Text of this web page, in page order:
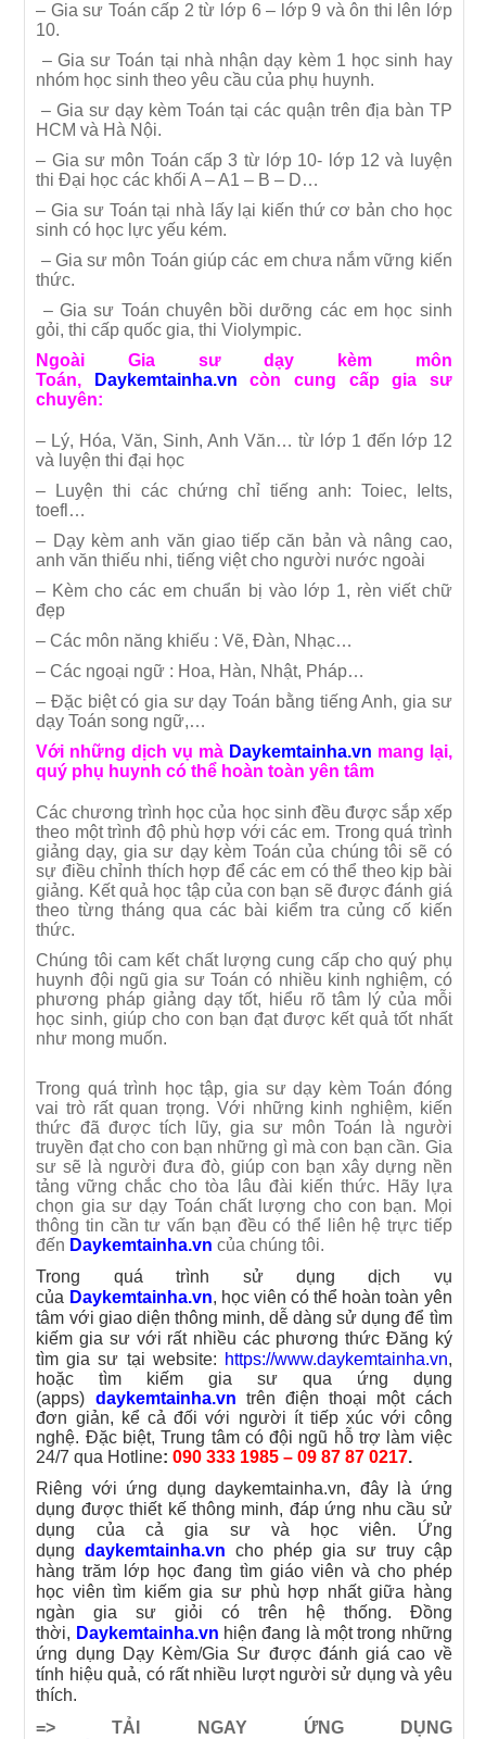
– Gia sư Toáncấp 2 từ lớp 6 – lớp 9 và ôn thi lên lớp
10.
– Gia sư Toán tại nhà nhận dạy kèm 1 học sinh hay
nhóm học sinh theo yêu cầu của phụ huynh.
– Gia sư dạy kèm Toán tại các quận trên địa bàn TP
HCM và Hà Nội.
– Gia sư môn Toán cấp 3 từ lớp 10- lớp 12 và luyện
thi Đại học các khối A – A1 – B – D…
– Gia sư Toán tại nhà lấy lại kiến thứ cơ bản cho học
sinh có học lực yếu kém.
– Gia sư môn Toán giúp các em chưa nắm vững kiến
thức.
– Gia sư Toán chuyên bồi dưỡng các em học sinh
gỏi, thi cấp quốc gia, thi Violympic.
Ngoài Gia sư dạy kèm môn
Toán,
Daykemtainha.vncòn cung cấp gia sư
chuyên:
– Lý, Hóa, Văn, Sinh, Anh Văn… từ lớp 1 đến lớp 12
và luyện thi đại học
– Luyện thi các chứng chỉ tiếng anh: Toiec, Ielts,
toefl…
– Dạy kèm anh văn giao tiếp căn bản và nâng cao,
anh văn thiếu nhi, tiếng việt cho người nước ngoài
– Kèm cho các em chuẩn bị vào lớp 1, rèn viết chữ
đẹp
– Các môn năng khiếu : Vẽ, Đàn, Nhạc…
– Các ngoại ngữ : Hoa, Hàn, Nhật, Pháp…
– Đặc biệt có gia sư dạy Toán bằng tiếng Anh, gia sư
dạy Toán song ngữ,…
Với những dịch vụ mà Daykemtainha.vn mang lại,
quý phụ huynh có thể hoàn toàn yên tâm
Các chương trình học của học sinh đều được sắp xếp
theo một trình độ phù hợp với các em. Trong quá trình
giảng dạy, gia sư dạy kèm Toán của chúng tôi sẽ có
sự điều chỉnh thích hợp để các em có thể theo kịp bài
giảng. Kết quả học tập của con bạn sẽ được đánh giá
theo từng tháng qua các bài kiểm tra củng cố kiến
thức.
Chúng tôi cam kết chất lượng cung cấp cho quý phụ
huynh đội ngũ gia sư Toán có nhiều kinh nghiệm, có
phương pháp giảng dạy tốt, hiểu rõ tâm lý của mỗi
học sinh, giúp cho con bạn đạt được kết quả tốt nhất
như mong muốn.
Trong quá trình học tập, gia sư dạy kèm Toán đóng
vai trò rất quan trọng. Với những kinh nghiệm, kiến
thức đã được tích lũy, gia sư môn Toán là người
truyền đạt cho con bạn những gì mà con bạn cần. Gia
sư sẽ là người đưa đò, giúp con bạn xây dựng nền
tảng vững chắc cho tòa lâu đài kiến thức. Hãy lựa
chọn gia sư dạy Toán chất lượng cho con bạn. Mọi
thông tin cần tư vấn bạn đều có thể liên hệ trực tiếp
đến Daykemtainha.vn của chúng tôi.
Trong quá trình sử dụng dịch vụ
của Daykemtainha.vn, học viên có thể hoàn toàn yên
tâm với giao diện thông minh, dễ dàng sử dụng để tìm
kiếm gia sư với rất nhiều các phương thức Đăng ký
tìm gia sư tại website: https://www.daykemtainha.vn,
hoặc tìm kiếm gia sư qua ứng dụng
(apps) daykemtainha.vn trên điện thoại một cách
đơn giản, kể cả đối với người ít tiếp xúc với công
nghệ. Đặc biệt, Trung tâm có đội ngũ hỗ trợ làm việc
24/7 qua Hotline:090 333 1985 – 09 87 87 0217.
Riêng với ứng dụng daykemtainha.vn, đây là ứng
dụng được thiết kế thông minh, đáp ứng nhu cầu sử
dụng của cả gia sư và học viên. Ứng
dụngdaykemtainha.vn cho phép gia sư truy cập
hàng trăm lớp học đang tìm giáo viên và cho phép
học viên tìm kiếm gia sư phù hợp nhất giữa hàng
ngàn gia sư giỏi có trên hệ thống. Đồng
thời, Daykemtainha.vn hiện đang là một trong những
ứng dụng Dạy Kèm/Gia Sư được đánh giá cao về
tính hiệu quả, có rất nhiều lượt người sử dụng và yêu
thích.
=> TẢI NGAY ỨNG DỤNG